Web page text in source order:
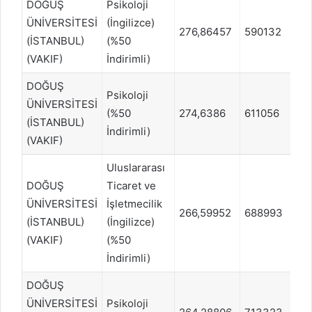
DOĞUŞ
ÜNİVERSİTESİ
(İSTANBUL)
(VAKIF)
Psikoloji
(İngilizce)
(%50
İndirimli)
276,86457 590132
DOĞUŞ
ÜNİVERSİTESİ
(İSTANBUL)
(VAKIF)
Psikoloji
(%50
İndirimli)
274,6386 611056
DOĞUŞ
ÜNİVERSİTESİ
(İSTANBUL)
(VAKIF)
Uluslararası
Ticaret ve
İşletmecilik
(İngilizce)
(%50
İndirimli)
266,59952 688993
DOĞUŞ
ÜNİVERSİTESİ
Psikoloji